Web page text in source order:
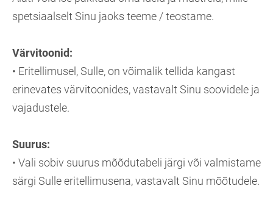
spetsiaalselt Sinu jaoks teeme / teostame.
Värvitoonid:
• Eritellimusel, Sulle, on võimalik tellida kangast
erinevates värvitoonides, vastavalt Sinu soovidele ja
vajadustele.
Suurus:
• Vali sobiv suurus mõõdutabeli järgi või valmistame
särgi Sulle eritellimusena, vastavalt Sinu mõõtudele.